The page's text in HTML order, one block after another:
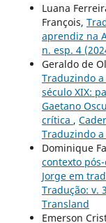
Luana
François,
aprendiz na
n. esp. 4
Geraldo de
Traduzindo
século XIX:
Gaetano
crítica ,
Traduzindo
Dominique
contexto
Jorge em
Tradução: v.
Transland
Emerson